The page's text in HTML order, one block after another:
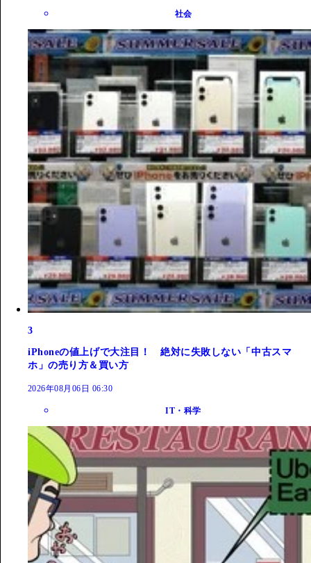
社会
3
iPhoneの値上げで大注目！ 絶対に失敗しない「中古スマ
ホ」の売り方＆買い方
2026年08月06日 06:30
IT・科学